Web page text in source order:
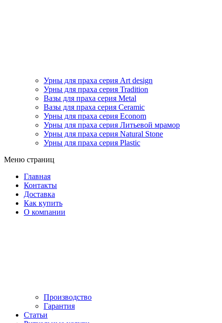
Урны для праха серия Art design
Урны для праха серия Tradition
Вазы для праха серия Metal
Вазы для праха серия Ceramic
Урны для праха серия Econom
Урны для праха серия Литьевой мрамор
Урны для праха серия Natural Stone
Урны для праха серия Plastic
Меню страниц
Главная
Контакты
Доставка
Как купить
О компании
Производство
Гарантия
Статьи